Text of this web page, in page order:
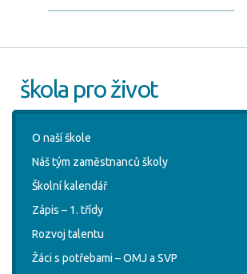
škola pro život
O naší škole
Náš tým zaměstnanců školy
Školní kalendář
Zápis – 1. třídy
Rozvoj talentu
Žáci s potřebami – OMJ a SVP